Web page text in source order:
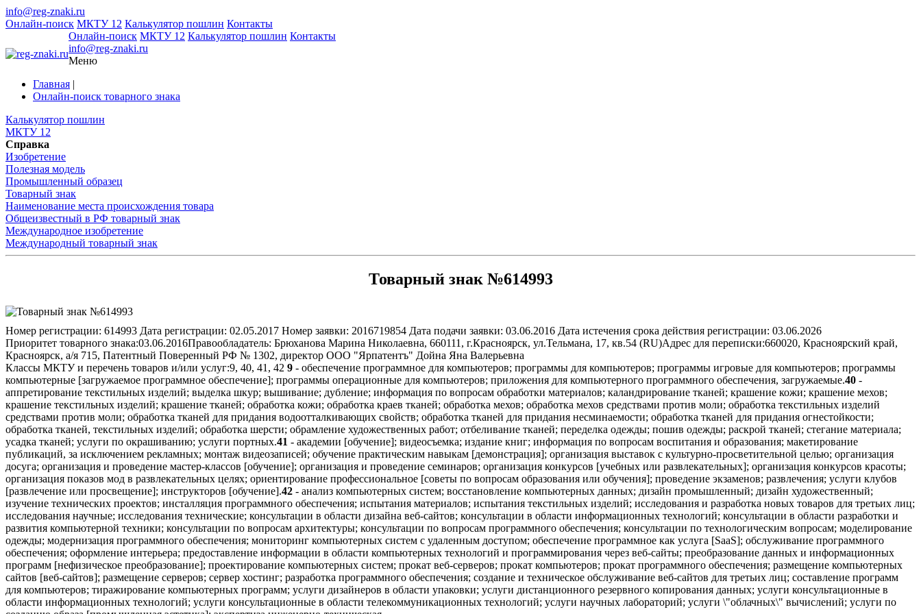
info@reg-znaki.ru
Онлайн-поиск МКТУ 12 Калькулятор пошлин Контакты
Онлайн-поиск МКТУ 12 Калькулятор пошлин Контакты
info@reg-znaki.ru
Меню
Главная |
Онлайн-поиск товарного знака
Калькулятор пошлин
МКТУ 12
Справка
Изобретение
Полезная модель
Промышленный образец
Товарный знак
Наименование места происхождения товара
Общеизвестный в РФ товарный знак
Международное изобретение
Международный товарный знак
Товарный знак №614993
Номер регистрации: 614993 Дата регистрации: 02.05.2017 Номер заявки: 2016719854 Дата подачи заявки: 03.06.2016 Дата истечения срока действия регистрации: 03.06.2026
Приоритет товарного знака:03.06.2016Правообладатель: Брюханова Марина Николаевна, 660111, г.Красноярск, ул.Тельмана, 17, кв.54 (RU)Адрес для переписки:660020, Красноярский край,
Красноярск, а/я 715, Патентный Поверенный РФ № 1302, директор ООО "Ярпатентъ" Дойна Яна Валерьевна
Классы МКТУ и перечень товаров и/или услуг:9, 40, 41, 42 9 - обеспечение программное для компьютеров; программы для компьютеров; программы игровые для компьютеров; программы
компьютерные [загружаемое программное обеспечение]; программы операционные для компьютеров; приложения для компьютерного программного обеспечения, загружаемые.40 -
аппретирование текстильных изделий; выделка шкур; вышивание; дубление; информация по вопросам обработки материалов; каландрирование тканей; крашение кожи; крашение мехов;
крашение текстильных изделий; крашение тканей; обработка кожи; обработка краев тканей; обработка мехов; обработка мехов средствами против моли; обработка текстильных изделий
средствами против моли; обработка тканей для придания водоотталкивающих свойств; обработка тканей для придания несминаемости; обработка тканей для придания огнестойкости;
обработка тканей, текстильных изделий; обработка шерсти; обрамление художественных работ; отбеливание тканей; переделка одежды; пошив одежды; раскрой тканей; стегание материала;
усадка тканей; услуги по окрашиванию; услуги портных.41 - академии [обучение]; видеосъемка; издание книг; информация по вопросам воспитания и образования; макетирование
публикаций, за исключением рекламных; монтаж видеозаписей; обучение практическим навыкам [демонстрация]; организация выставок с культурно-просветительной целью; организация
досуга; организация и проведение мастер-классов [обучение]; организация и проведение семинаров; организация конкурсов [учебных или развлекательных]; организация конкурсов красоты;
организация показов мод в развлекательных целях; ориентирование профессиональное [советы по вопросам образования или обучения]; проведение экзаменов; развлечения; услуги клубов
[развлечение или просвещение]; инструкторов [обучение].42 - анализ компьютерных систем; восстановление компьютерных данных; дизайн промышленный; дизайн художественный;
изучение технических проектов; инсталляция программного обеспечения; испытания материалов; испытания текстильных изделий; исследования и разработка новых товаров для третьих лиц;
исследования научные; исследования технические; консультации в области дизайна веб-сайтов; консультации в области информационных технологий; консультации в области разработки и
развития компьютерной техники; консультации по вопросам архитектуры; консультации по вопросам программного обеспечения; консультации по технологическим вопросам; моделирование
одежды; модернизация программного обеспечения; мониторинг компьютерных систем с удаленным доступом; обеспечение программное как услуга [SaaS]; обслуживание программного
обеспечения; оформление интерьера; предоставление информации в области компьютерных технологий и программирования через веб-сайты; преобразование данных и информационных
программ [нефизическое преобразование]; проектирование компьютерных систем; прокат веб-серверов; прокат компьютеров; прокат программного обеспечения; размещение компьютерных
сайтов [веб-сайтов]; размещение серверов; сервер хостинг; разработка программного обеспечения; создание и техническое обслуживание веб-сайтов для третьих лиц; составление программ
для компьютеров; тиражирование компьютерных программ; услуги дизайнеров в области упаковки; услуги дистанционного резервного копирования данных; услуги консультационные в
области информационных технологий; услуги консультационные в области телекоммуникационных технологий; услуги научных лабораторий; услуги \"облачных\" вычислений; услуги по